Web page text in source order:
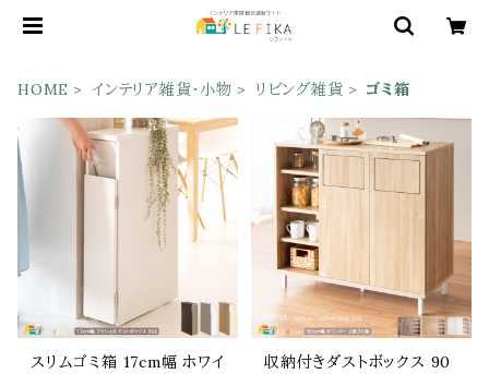
HOME インテリア雑貨・小物 リビング雑貨 ゴミ箱
スリムゴミ箱 17cm幅 ホワイ
収納付きダストボックス 90